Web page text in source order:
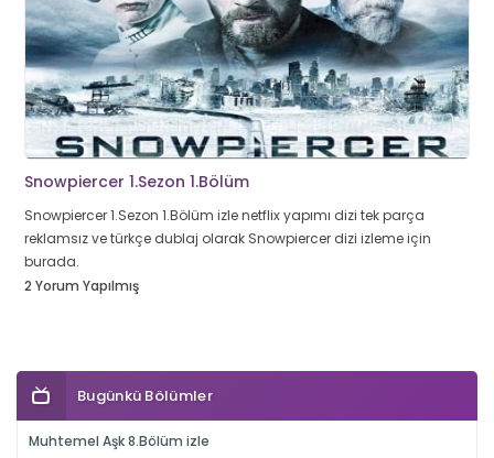
Snowpiercer 1.Sezon 1.Bölüm
Snowpiercer 1.Sezon 1.Bölüm izle netflix yapımı dizi tek parça
reklamsız ve türkçe dublaj olarak Snowpiercer dizi izleme için
burada.
2 Yorum Yapılmış
Bugünkü Bölümler
Muhtemel Aşk 8.Bölüm izle